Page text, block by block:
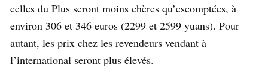
celles du Plus seront moins chères qu’escomptées, à
environ 306 et 346 euros (2299 et 2599 yuans). Pour
autant, les prix chez les revendeurs vendant à
l’international seront plus élevés.